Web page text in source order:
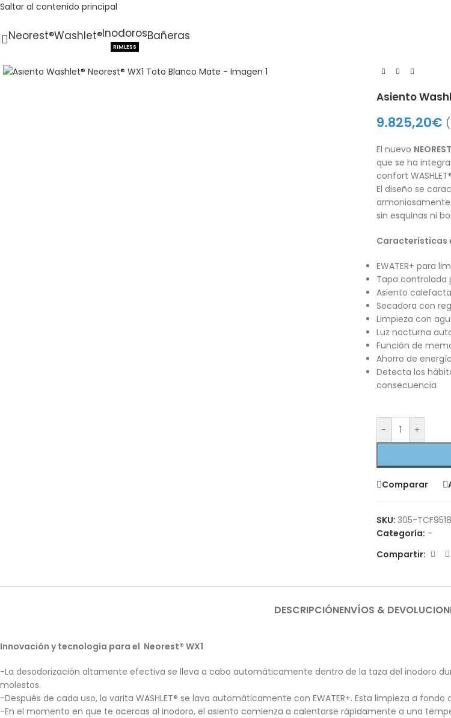
Saltar al contenido principal
Neorest®Washlet®Inodoros
RIMLESS
Bañeras
Haga clic para ampliar
Asiento
9.825,20€
El nuevo
que se ha
confort
El diseño se
armoniosamente.
sin esquinas ni
Características
EWATER+ para
Tapa controlada
Asiento
Secadora con
Limpieza con
Luz nocturna
Función de
Ahorro de
Detecta los
consecuencia
- +
Comparar
SKU: 305-
Categoría: -
Compartir:
DESCRIPCIÓNENVÍOS &
Innovación y tecnología para el Neorest® WX1
-La desodorización altamente efectiva se lleva a cabo automáticamente dentro de la taza del inodoro
molestos.
-Después de cada uso, la varita WASHLET® se lava automáticamente con EWATER+. Esta limpieza a
-En el momento en que te acercas al inodoro, el asiento comienza a calentarse rápidamente a una